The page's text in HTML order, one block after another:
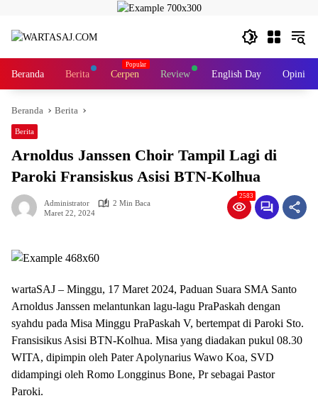
Beranda Berita Cerpen Review English Day Opini
Beranda Berita
Berita
Arnoldus Janssen Choir Tampil Lagi di
Paroki Fransiskus Asisi BTN-Kolhua
Administrator
2 Min Baca
Maret 22, 2024
2583
wartaSAJ – Minggu, 17 Maret 2024, Paduan Suara SMA Santo
Arnoldus Janssen melantunkan lagu-lagu PraPaskah dengan
syahdu pada Misa Minggu PraPaskah V, bertempat di Paroki Sto.
Fransisikus Asisi BTN-Kolhua. Misa yang diadakan pukul 08.30
WITA, dipimpin oleh Pater Apolynarius Wawo Koa, SVD
didampingi oleh Romo Longginus Bone, Pr sebagai Pastor
Paroki.